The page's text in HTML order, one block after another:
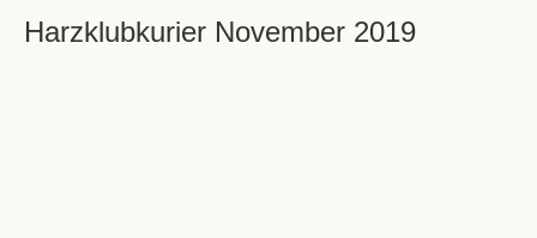
Harzklubkurier November 2019